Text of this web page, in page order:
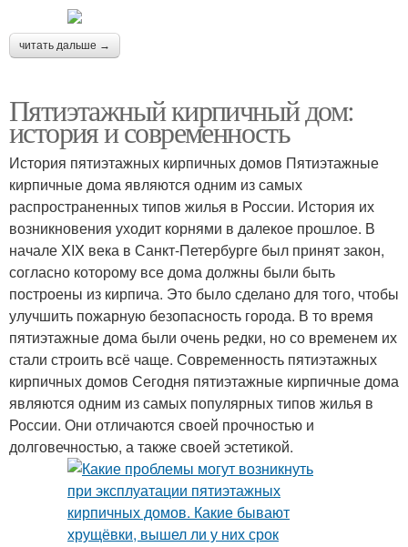
читать дальше →
Пятиэтажный кирпичный дом:
история и современность
История пятиэтажных кирпичных домов Пятиэтажные
кирпичные дома являются одним из самых
распространенных типов жилья в России. История их
возникновения уходит корнями в далекое прошлое. В
начале XIX века в Санкт-Петербурге был принят закон,
согласно которому все дома должны были быть
построены из кирпича. Это было сделано для того, чтобы
улучшить пожарную безопасность города. В то время
пятиэтажные дома были очень редки, но со временем их
стали строить всё чаще. Современность пятиэтажных
кирпичных домов Сегодня пятиэтажные кирпичные дома
являются одним из самых популярных типов жилья в
России. Они отличаются своей прочностью и
долговечностью, а также своей эстетикой.